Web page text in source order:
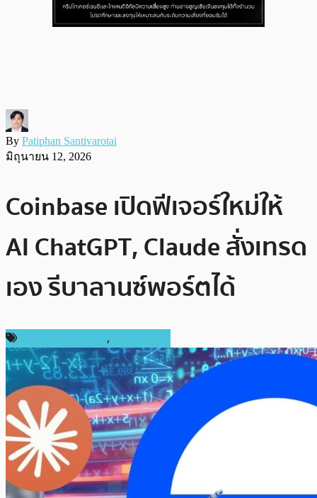
By Patiphan Santivarotai
มิถุนายน 12, 2026
Coinbase เปิดฟีเจอร์ใหม่ให้
AI ChatGPT, Claude สั่งเทรด
เอง รีบาลานซ์พอร์ตได้
,